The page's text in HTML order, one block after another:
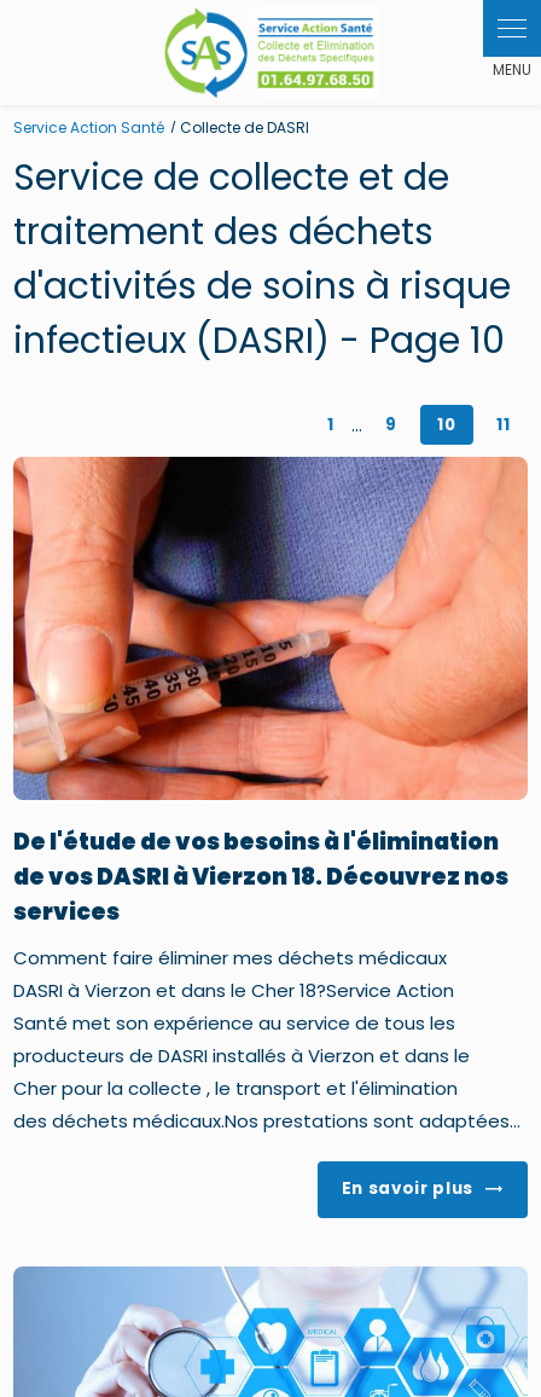
Service Action Santé Collecte de DASRI
Service de collecte et de
traitement des déchets
d'activités de soins à risque
infectieux (DASRI) - Page 10
1 ... 9 10 11
De l'étude de vos besoins à l'élimination
de vos DASRI à Vierzon 18. Découvrez nos
services
Comment faire éliminer mes déchets médicaux
DASRI à Vierzon et dans le Cher 18?Service Action
Santé met son expérience au service de tous les
producteurs de DASRI installés à Vierzon et dans le
Cher pour la collecte , le transport et l'élimination
des déchets médicaux.Nos prestations sont adaptées...
En savoir plus
Panneau de gestion des cookies